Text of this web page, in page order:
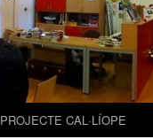
PROJECTE CAL·LÍOPE